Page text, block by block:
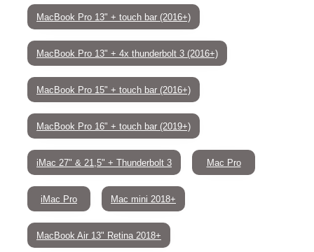
MacBook Pro 13" + touch bar (2016+)
MacBook Pro 13" + 4x thunderbolt 3 (2016+)
MacBook Pro 15" + touch bar (2016+)
MacBook Pro 16" + touch bar (2019+)
iMac 27" & 21,5" + Thunderbolt 3 Mac Pro
iMac Pro Mac mini 2018+
MacBook Air 13" Retina 2018+